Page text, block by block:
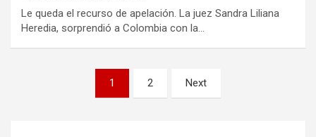
Le queda el recurso de apelación. La juez Sandra Liliana
Heredia, sorprendió a Colombia con la…
1 2 Next